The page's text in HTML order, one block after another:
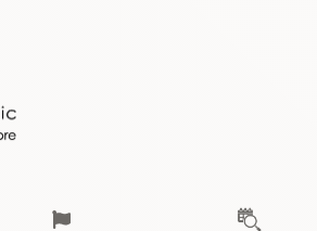
海の向
スケジュール
さ